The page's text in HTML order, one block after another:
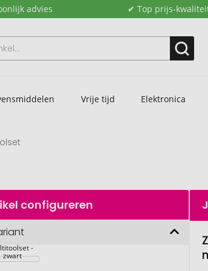
advies ✔ Top prijs-
Vrije tijd Elektronica
configureren
-
zwart